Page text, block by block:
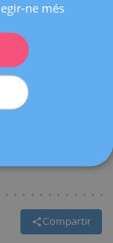
Compartir
ne més